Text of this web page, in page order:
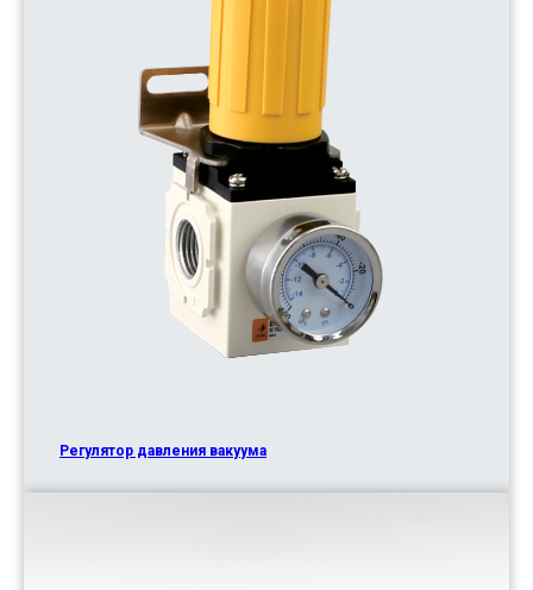
Регулятор давления вакуума